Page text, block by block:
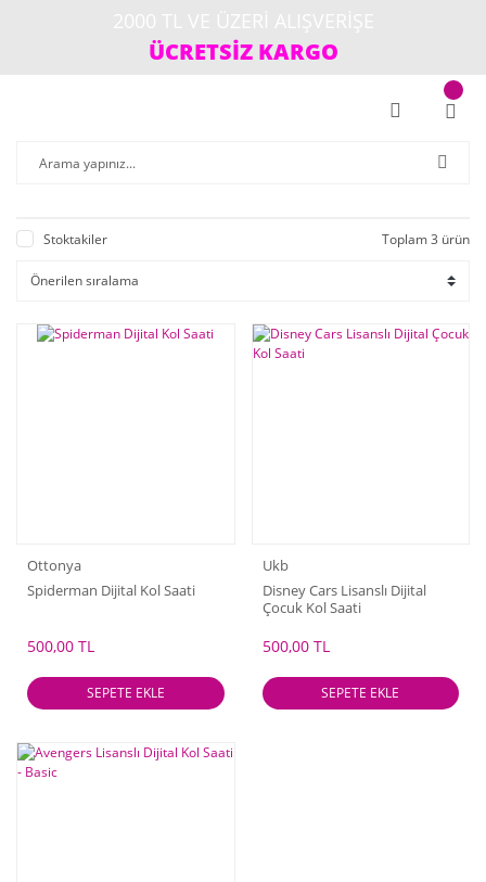
ÜCRETSİZ KARGO
Stoktakiler Toplam 3 ürün
Ottonya
Spiderman Dijital Kol Saati
500,00 TL
SEPETE EKLE
Ukb
Disney Cars Lisanslı Dijital
Çocuk Kol Saati
500,00 TL
SEPETE EKLE